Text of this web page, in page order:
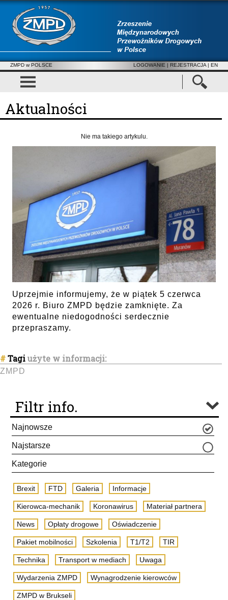
ZMPD w POLSCE LOGOWANIE | REJESTRACJA | EN
Aktualności
Nie ma takiego artykulu.
Uprzejmie informujemy, że w piątek 5 czerwca
2026 r. Biuro ZMPD będzie zamknięte. Za
ewentualne niedogodności serdecznie
przepraszamy.
#Tagiużyte w informacji:
ZMPD
Filtr info.
Najnowsze
Najstarsze
Kategorie
Brexit FTD Galeria Informacje
Kierowca-mechanik Koronawirus Materiał partnera
News Opłaty drogowe Oświadczenie
Pakiet mobilności Szkolenia T1/T2 TIR
Technika Transport w mediach Uwaga
Wydarzenia ZMPD Wynagrodzenie kierowców
ZMPD w Brukseli